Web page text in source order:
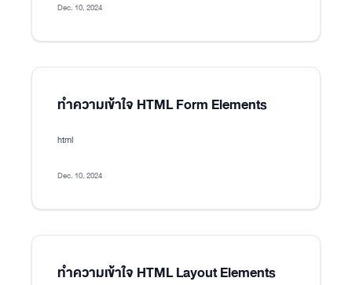
Dec. 10, 2024
ทำความเข้าใจ HTML Form Elements
html
Dec. 10, 2024
ทำความเข้าใจ HTML Layout Elements